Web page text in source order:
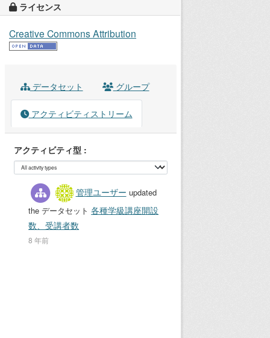
ライセンス
Creative Commons Attribution
データセット グループ
アクティビティストリーム
アクティビティ型
管理ユーザー updated
the データセット各種学級講座開設
数、受講者数
8 年前